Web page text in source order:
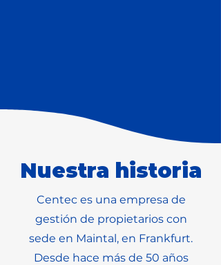
Nuestra historia
Centec es una empresa de
gestión de propietarios con
sede en Maintal, en Frankfurt.
Desde hace más de 50 años